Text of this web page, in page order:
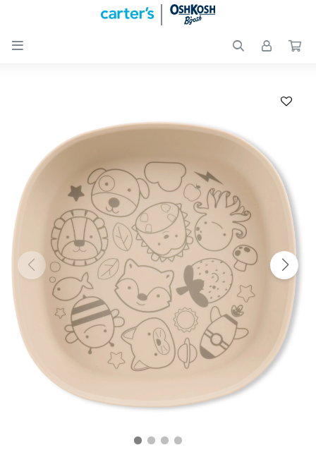

Nuevos
Peques
Calzado
Club
Carter
´s
OUTLET
Skip-
hop